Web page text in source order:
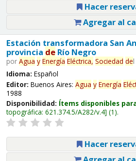
Hacer
Agregar al
Estación transformadora San
provincia deRío Negro
por Agua y Energía Eléctrica, Sociedad del
Idioma: Español
Editor: Buenos Aires: Agua y Energía
1988
Disponibilidad: Ítems disponibles
topográfica: 621.374.5/A282/v.4 (1).
Hacer